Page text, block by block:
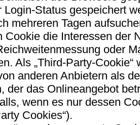
Login-Status gespeichert
mehreren Tagen
Cookie die Interessen der
oder
Als „Third-Party-Cookie“
anderen Anbietern als
der das Onlineangebot
wenn es nur dessen
Cookies“).